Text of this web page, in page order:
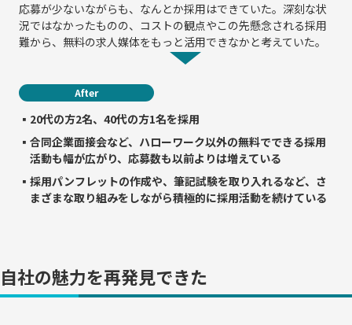
応募が少ないながらも、なんとか採用はできていた。深刻な状
況ではなかったものの、コストの観点やこの先懸念される採用
難から、無料の求人媒体をもっと活用できなかと考えていた。
After
▪20代の方2名、40代の方1名を採用
▪合同企業面接会など、ハローワーク以外の無料でできる採用
活動も幅が広がり、応募数も以前よりは増えている
▪採用パンフレットの作成や、筆記試験を取り入れるなど、さ
まざまな取り組みをしながら積極的に採用活動を続けている
自社の魅力を再発見できた